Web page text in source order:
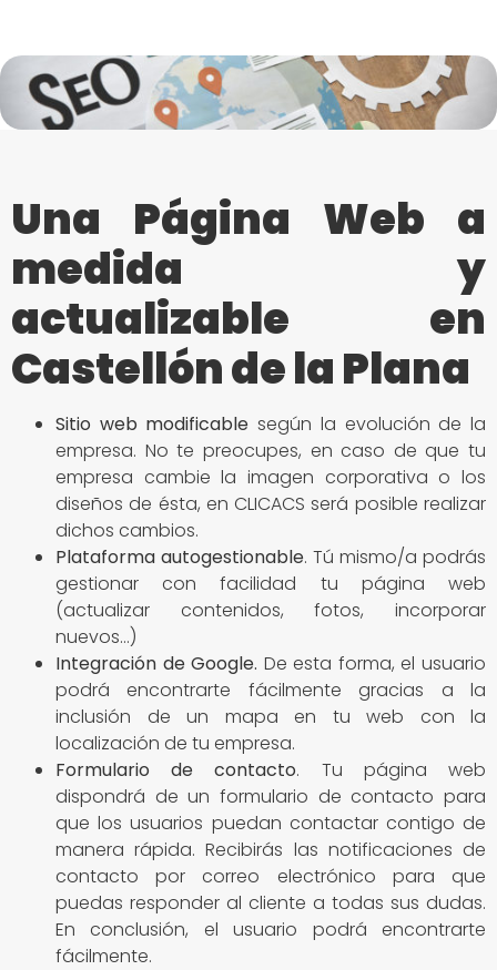
Una Página Web a
medida y
actualizable en
Castellón de la Plana
Sitio web modificable según la evolución de la
empresa. No te preocupes, en caso de que tu
empresa cambie la imagen corporativa o los
diseños de ésta, en CLICACS será posible realizar
dichos cambios.
Plataforma autogestionable. Tú mismo/a podrás
gestionar con facilidad tu página web
(actualizar contenidos, fotos, incorporar
nuevos…)
Integración de Google. De esta forma, el usuario
podrá encontrarte fácilmente gracias a la
inclusión de un mapa en tu web con la
localización de tu empresa.
Formulario de contacto. Tu página web
dispondrá de un formulario de contacto para
que los usuarios puedan contactar contigo de
manera rápida. Recibirás las notificaciones de
contacto por correo electrónico para que
puedas responder al cliente a todas sus dudas.
En conclusión, el usuario podrá encontrarte
fácilmente.